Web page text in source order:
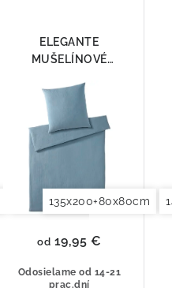
140x200+70x90cm
ELEGANTE
MUŠELÍNOVÉ
7095-02
135x200+80x80cm
Odosielame od 14-21
prac.dní
od 19,95 €